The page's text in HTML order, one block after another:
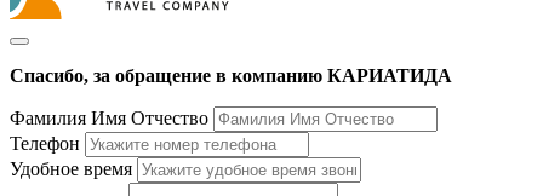
Спасибо, за обращение в компанию КАРИАТИДА
Фамилия Имя Отчество
Телефон
Удобное время